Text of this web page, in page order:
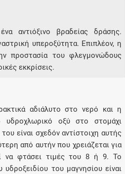
αντιόξινο βραδείας δράσης.
υπεροξύτητα. Επιπλέον, η
προστασία του φλεγμονώδους
εκκρίσεις.
αδιάλυτο στο νερό και η
υδροχλωρικό οξύ στο στομάχι
είναι σχεδόν αντίστοιχη αυτής
από αυτήν που χρειάζεται για
να φτάσει τιμές του 8 ή 9. Το
του μαγνησίου είναι